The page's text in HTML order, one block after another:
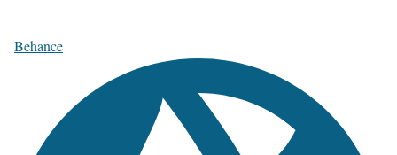
Behance